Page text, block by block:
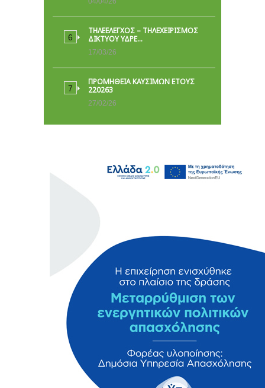
ΤΗΛΕΕΛΕΓΧΟΣ – ΤΗΛΕΧΕΙΡΙΣΜΟΣ
ΔΙΚΤΥΟΥ ΥΔΡΕ…
17/03/26
ΠΡΟΜΗΘΕΙΑ ΚΑΥΣΙΜΩΝ ΕΤΟΥΣ
220263
27/02/26